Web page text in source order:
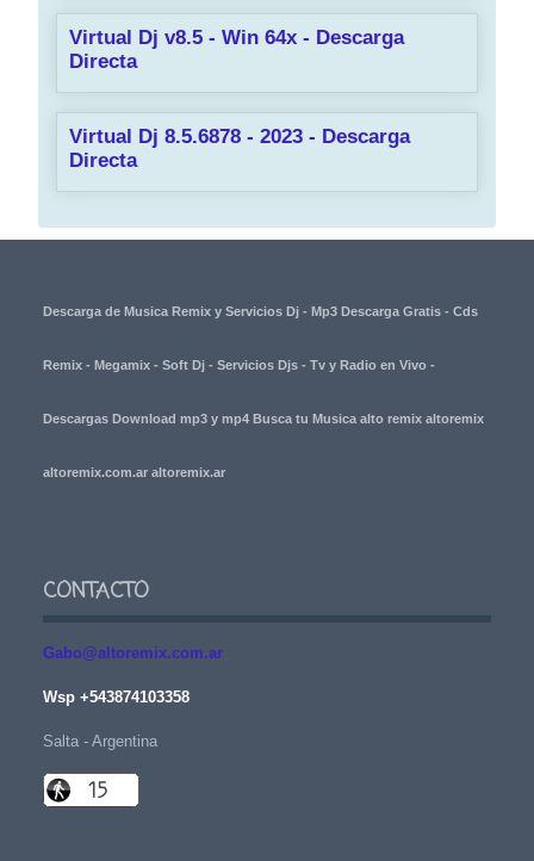
Virtual Dj v8.5 - Win 64x - Descarga
Directa
Virtual Dj 8.5.6878 - 2023 - Descarga
Directa
Descarga de Musica Remix y Servicios Dj - Mp3 Descarga Gratis - Cds
Remix - Megamix - Soft Dj - Servicios Djs - Tv y Radio en Vivo -
Descargas Download mp3 y mp4 Busca tu Musica alto remix altoremix
altoremix.com.ar altoremix.ar
CONTACTO
Gabo@altoremix.com.ar
Wsp +543874103358
Salta - Argentina